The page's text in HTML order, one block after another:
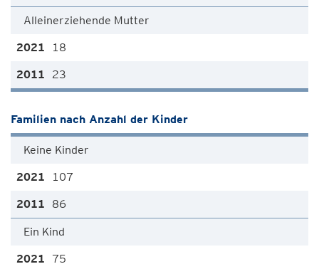
Alleinerziehende Mutter
18
23
Familien nach Anzahl der Kinder
Keine Kinder
107
86
Ein Kind
75